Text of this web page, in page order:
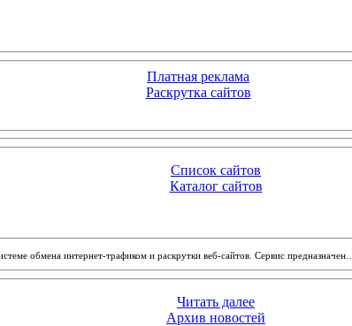
Платная реклама
Раскрутка сайтов
Список сайтов
Каталог сайтов
обмена интернет-трафиком и раскрутки веб-сайтов. Сервис предназначен…
Читать далее
Архив новостей